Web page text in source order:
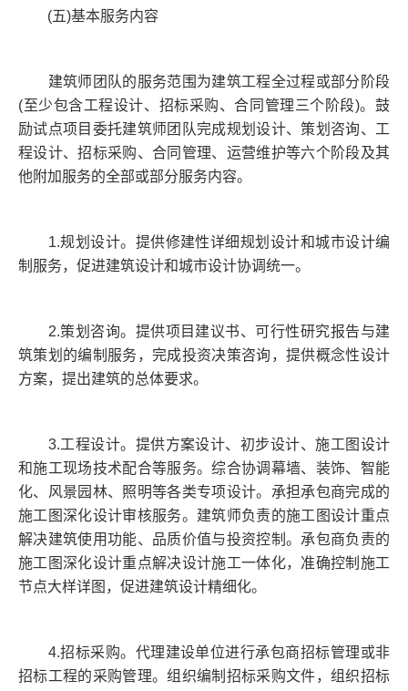
(五)基本服务内容
建筑师团队的服务范围为建筑工程全过程或部分阶段
(至少包含工程设计、招标采购、合同管理三个阶段)。鼓
励试点项目委托建筑师团队完成规划设计、策划咨询、工
程设计、招标采购、合同管理、运营维护等六个阶段及其
他附加服务的全部或部分服务内容。
1.规划设计。提供修建性详细规划设计和城市设计编
制服务，促进建筑设计和城市设计协调统一。
2.策划咨询。提供项目建议书、可行性研究报告与建
筑策划的编制服务，完成投资决策咨询，提供概念性设计
方案，提出建筑的总体要求。
3.工程设计。提供方案设计、初步设计、施工图设计
和施工现场技术配合等服务。综合协调幕墙、装饰、智能
化、风景园林、照明等各类专项设计。承担承包商完成的
施工图深化设计审核服务。建筑师负责的施工图设计重点
解决建筑使用功能、品质价值与投资控制。承包商负责的
施工图深化设计重点解决设计施工一体化，准确控制施工
节点大样详图，促进建筑设计精细化。
4.招标采购。代理建设单位进行承包商招标管理或非
招标工程的采购管理。组织编制招标采购文件，组织招标